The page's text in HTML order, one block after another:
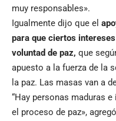
muy responsables».
Igualmente dijo que el
para que ciertos
voluntad de paz, que
apuesto a la fuerza de la
la paz. Las masas van a
“Hay personas maduras
el proceso de paz»,